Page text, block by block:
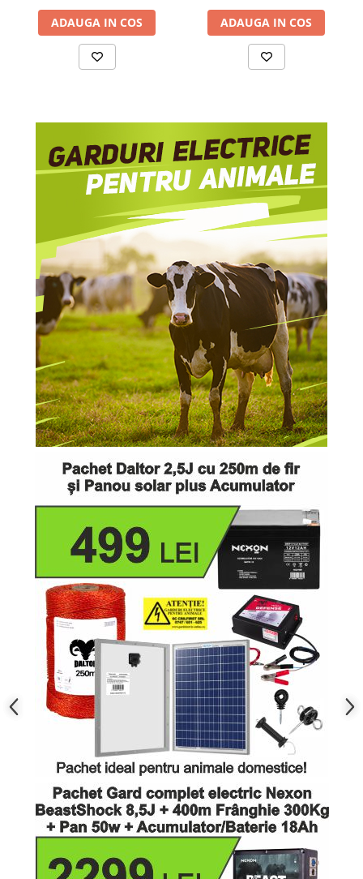
Izolatori pentru poartǎ
Izolatori Speciali
Izolatori pentru sistem T-POST
sălbatice
Gard Electric pentru Bovine, Oi,
Mistreti
Gard electric pentru Cai, Câini,
Gard Electric pentru Vaci și Oi
Pachete cu Impulsator + Panou +
Baterie
Accesorii gard Electric
Alimentator Gard Electric
Cabluri Auxiliare
Conectori Gard Electric
Derulator Fir Gard electric
Diferite accesorii Gard Electric
Plasă Gard Electric
Poartă Gard Electric
Stâlpi Gard Electric
Stâlpi din Lemn
Stâlpi din Fibră de Sticlă
Stâlpi pentru sisteme T-Post
Scule pentru montare Stâlpi
Testere pentru Gard Electric
Împământare Gard Electric
Întinzător Gard Electric
Fir/Sârmă pentru Gard electric
Bandă pentru Gard Electric
Accesorii Panou Solar
Controler Panou Solar
Invertoare
Kit-uri de iluminat cu Panou
Panouri Solare
ADAUGA IN COS ADAUGA IN COS